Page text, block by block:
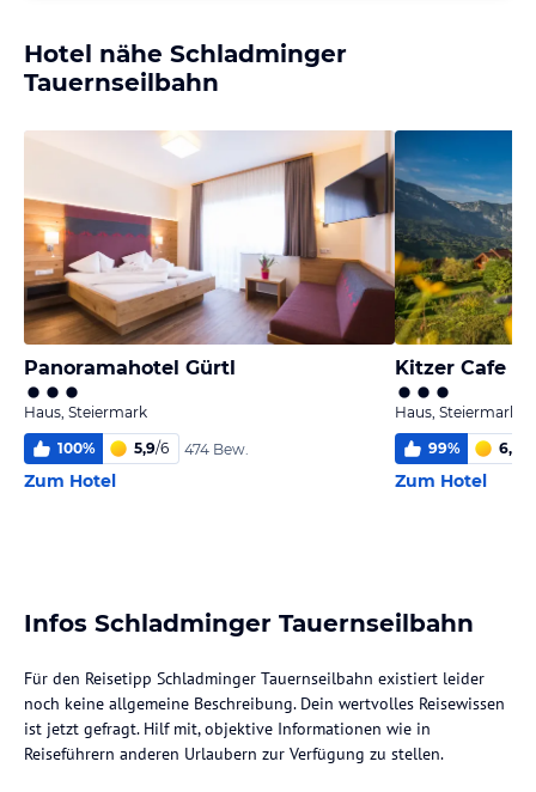
Hotel nähe Schladminger
Tauernseilbahn
Panoramahotel Gürtl
Haus, Steiermark
100% 5,9/6 474 Bew.
Zum Hotel
Kitzer Cafe
Haus, Steiermark
99% 6,0
Zum Hotel
Infos Schladminger Tauernseilbahn
Für den Reisetipp Schladminger Tauernseilbahn existiert leider
noch keine allgemeine Beschreibung. Dein wertvolles Reisewissen
ist jetzt gefragt. Hilf mit, objektive Informationen wie in
Reiseführern anderen Urlaubern zur Verfügung zu stellen.